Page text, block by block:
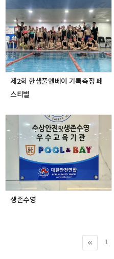
제2회 한샘풀앤베이 기록측정 페
스티벌
생존수영
1